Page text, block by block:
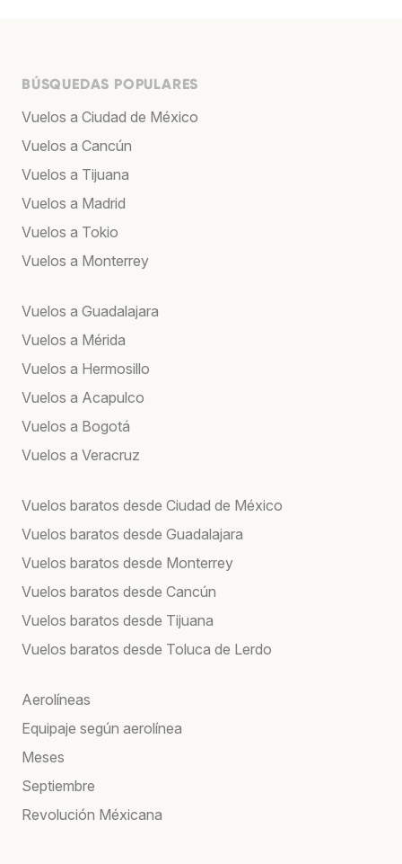
BÚSQUEDAS POPULARES
Vuelos a Ciudad de México
Vuelos a Cancún
Vuelos a Tijuana
Vuelos a Madrid
Vuelos a Tokio
Vuelos a Monterrey
Vuelos a Guadalajara
Vuelos a Mérida
Vuelos a Hermosillo
Vuelos a Acapulco
Vuelos a Bogotá
Vuelos a Veracruz
Vuelos baratos desde Ciudad de México
Vuelos baratos desde Guadalajara
Vuelos baratos desde Monterrey
Vuelos baratos desde Cancún
Vuelos baratos desde Tijuana
Vuelos baratos desde Toluca de Lerdo
Aerolíneas
Equipaje según aerolínea
Meses
Septiembre
Revolución Méxicana